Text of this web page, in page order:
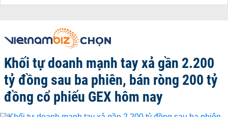
Khối tự doanh mạnh tay xả gần 2.200
tỷ đồng sau ba phiên, bán ròng 200 tỷ
đồng cổ phiếu GEX hôm nay